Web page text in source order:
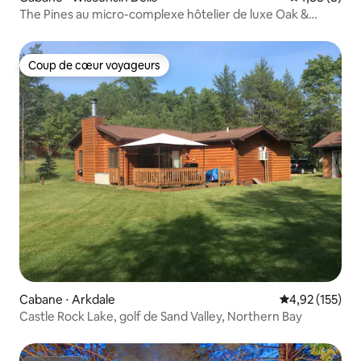
The Pines au micro-complexe hôtelier de luxe Oak &
Coup de cœur voyageurs
Coup de cœur voyageurs
Cabane ⋅ Arkdale Évaluation
4,92 (155)
Castle Rock Lake, golf de Sand Valley, Northern Bay